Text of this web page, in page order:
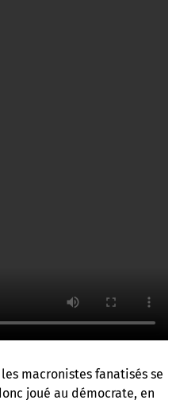
macronistes fanatisés se
joué au démocrate, en